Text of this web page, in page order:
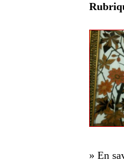
» En